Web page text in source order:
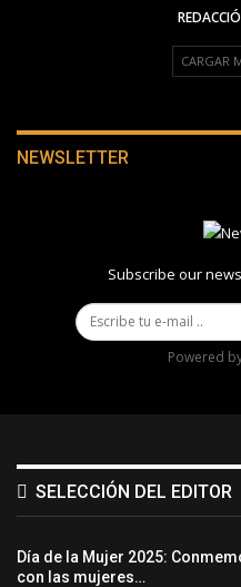
CARGAR
NEWSLETTER
Subscribe our
Powered
SELECCIÓN DEL EDITOR
Día de la Mujer 2025:
con las mujeres…